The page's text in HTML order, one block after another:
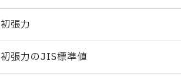
初張力
初張力のJIS標準値